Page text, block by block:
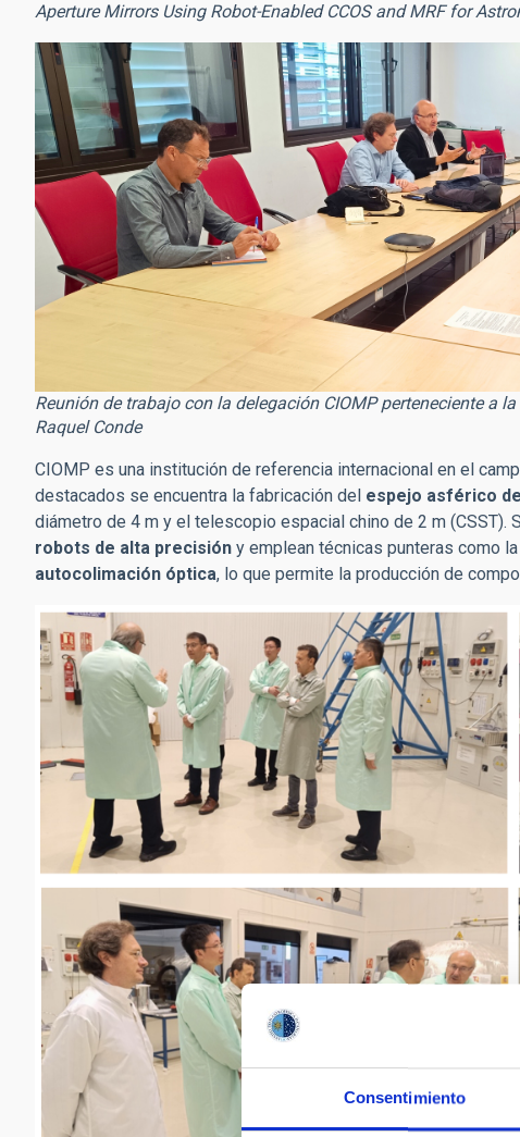
Consentimiento
Aperture Mirrors Using Robot-Enabled CCOS and MRF for
Reunión de trabajo con la delegación CIOMP perteneciente a
Raquel Conde
CIOMP es una institución de referencia internacional en el
destacados se encuentra la fabricación del espejo asférico
diámetro de 4 m y el telescopio espacial chino de 2 m (CSST).
robots de alta precisión y emplean técnicas punteras como la
autocolimación óptica, lo que permite la producción de